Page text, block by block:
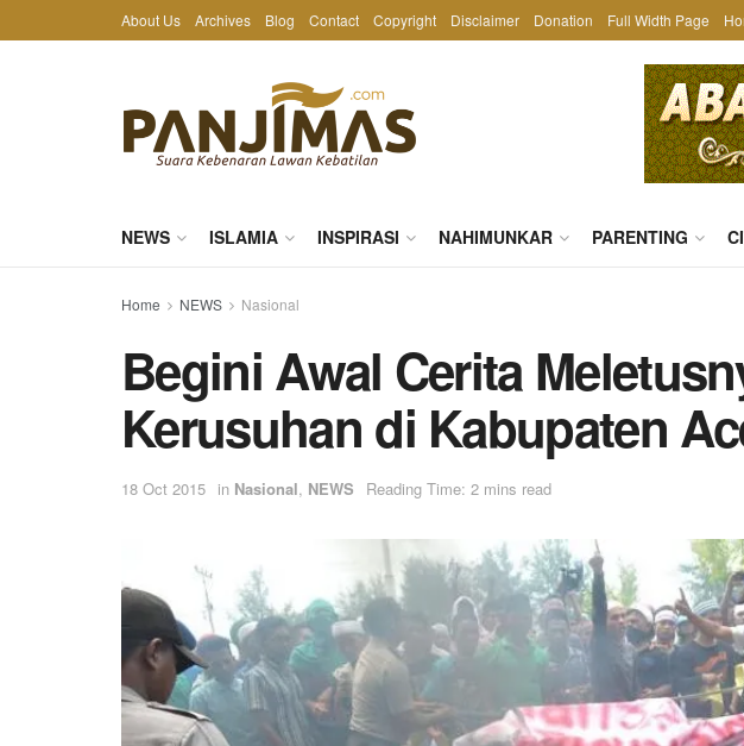
About Us Archives Blog Contact Copyright Disclaimer Donation Full Width Page
NEWS ISLAMIA INSPIRASI NAHIMUNKAR PARENTING
Home NEWS Nasional
Begini Awal Cerita
Kerusuhan di Kabupaten
18 Oct 2015 in Nasional, NEWS Reading Time: 2 mins read